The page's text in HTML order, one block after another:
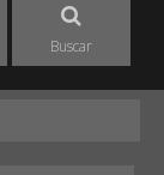
Buscar